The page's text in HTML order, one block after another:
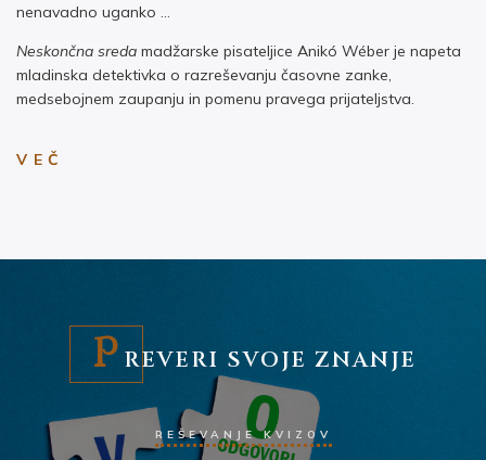
nenavadno uganko …
Neskončna sreda madžarske pisateljice Anikó Wéber je napeta
mladinska detektivka o razreševanju časovne zanke,
medsebojnem zaupanju in pomenu pravega prijateljstva.
VEČ
P REVERI SVOJE ZNANJE
REŠEVANJE KVIZOV